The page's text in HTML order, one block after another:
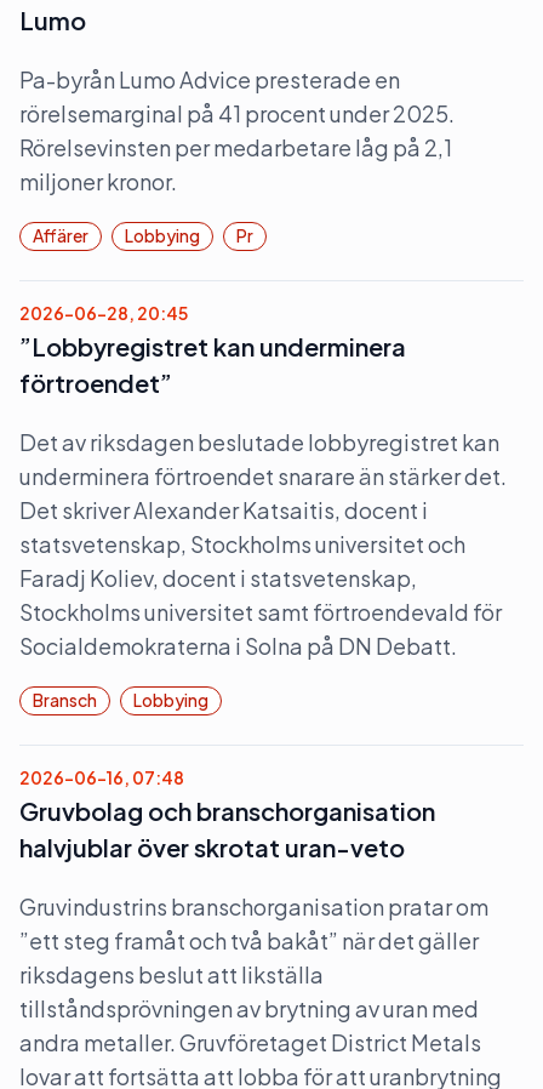
Lumo
Pa-byrån Lumo Advice presterade en
rörelsemarginal på 41 procent under 2025.
Rörelsevinsten per medarbetare låg på 2,1
miljoner kronor.
Affärer Lobbying Pr
2026-06-28, 20:45
”Lobbyregistret kan underminera
förtroendet”
Det av riksdagen beslutade lobbyregistret kan
underminera förtroendet snarare än stärker det.
Det skriver Alexander Katsaitis, docent i
statsvetenskap, Stockholms universitet och
Faradj Koliev, docent i statsvetenskap,
Stockholms universitet samt förtroendevald för
Socialdemokraterna i Solna på DN Debatt.
Bransch Lobbying
2026-06-16, 07:48
Gruvbolag och branschorganisation
halvjublar över skrotat uran-veto
Gruvindustrins branschorganisation pratar om
”ett steg framåt och två bakåt” när det gäller
riksdagens beslut att likställa
tillståndsprövningen av brytning av uran med
andra metaller. Gruvföretaget District Metals
lovar att fortsätta att lobba för att uranbrytning